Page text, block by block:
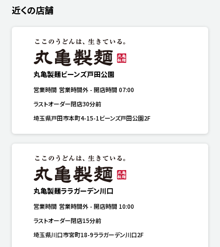
近くの店舗
丸亀製麺ビーンズ戸田公園
営業時間 営業時間外 - 開店時間 07:00
ラストオーダー閉店30分前
埼玉県戸田市本町4-15-1ビーンズ戸田公園2F
丸亀製麺ララガーデン川口
営業時間 営業時間外 - 開店時間 10:00
ラストオーダー閉店15分前
埼玉県川口市宮町18-9ララガーデン川口2F